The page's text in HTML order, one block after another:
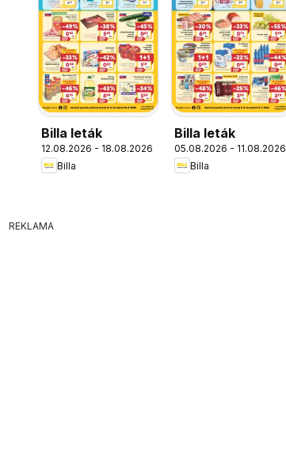
Billa leták
12.08.2026 - 18.08.2026
Billa
Billa leták
05.08.2026 - 11.08.2026
Billa
REKLAMA